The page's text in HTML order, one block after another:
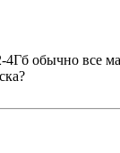
обычно все